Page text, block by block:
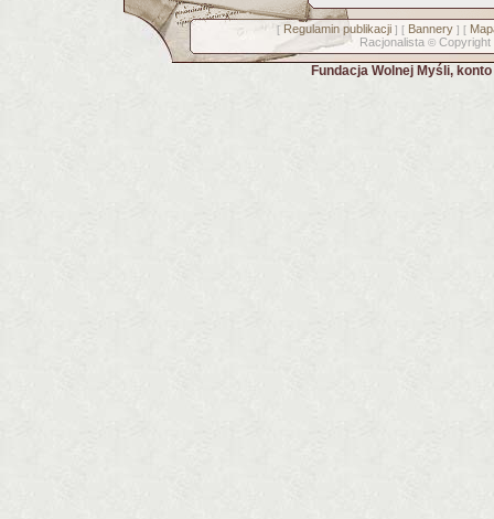
[ Regulamin publikacji] [ Bannery] [
Racjonalista © Copyright
Fundacja Wolnej Myśli,